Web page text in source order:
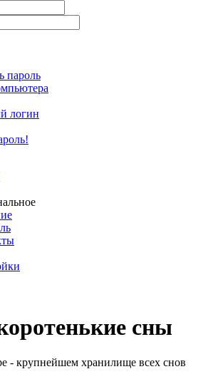
пароль
логин
сны
- крупнейшем хранилище всех снов